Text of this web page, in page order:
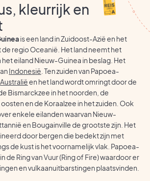
kleurrijk en
is een land in Zuidoost-Azië en het
regio Oceanië. Het land neemt het
eiland Nieuw-Guinea in beslag. Het
Indonesië . Ten zuiden van Papoea-
Australiëen het land wordt omringt door de
Bismarckzee in het noorden, de
en de Koraalzee in het zuiden. Ook
enkele eilanden waarvan Nieuw-
en Bougainville de grootste zijn. Het
door bergen die bedekt zijn met
de kust is het voornamelijk vlak. Papoea-
de Ring van Vuur (Ring of Fire) waardoor er
en vulkaanuitbarstingen plaatsvinden.